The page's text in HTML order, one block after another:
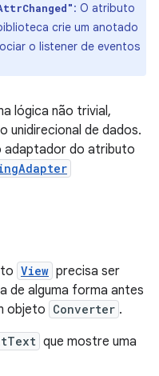
: O atributo
crie um anotado
o listener de eventos
lógica não trivial,
unidirecional de dados.
adaptador do atributo
View precisa ser
de alguma forma antes
objeto Converter .
que mostre uma